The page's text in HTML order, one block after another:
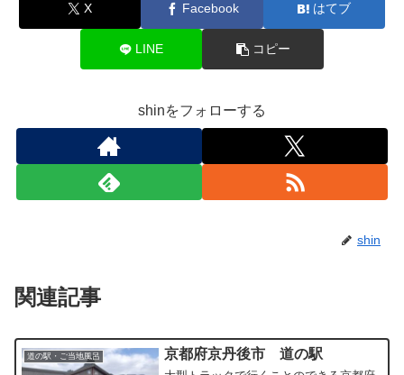
X Facebook はてブ
LINE コピー
shinをフォローする
shin
関連記事
道の駅・ご当地風呂 京都府京丹後市 道の駅